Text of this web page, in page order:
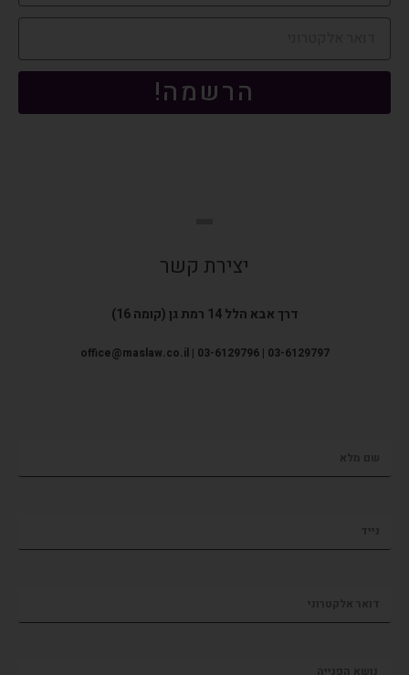
הרשמה!
יצירת קשר
דרך אבא הלל 14 רמת גן (קומה 16)
office@maslaw.co.il | 03-6129796 | 03-6129797